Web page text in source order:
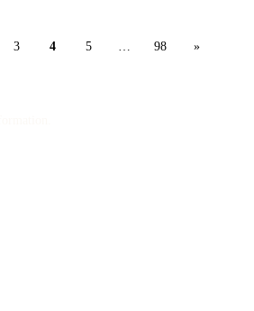
3 4 5 98 »